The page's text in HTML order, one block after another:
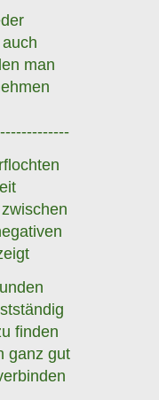
man
finden
ganz gut